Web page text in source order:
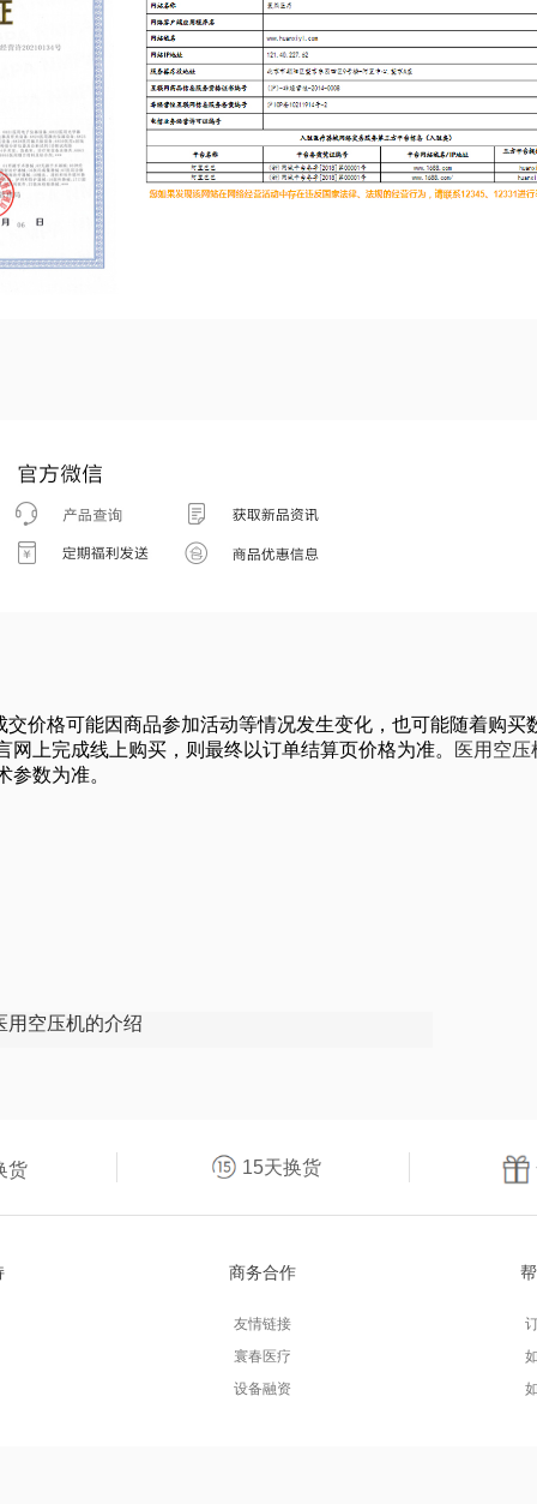
价格可能因商品参加活动等情况发生变化，也可能随着购
上完成线上购买，则最终以订单结算页价格为准。
医用空压
数为准。
用空压机的介绍
货 15天换货
商务合作
友情链接
寰春医疗
设备融资